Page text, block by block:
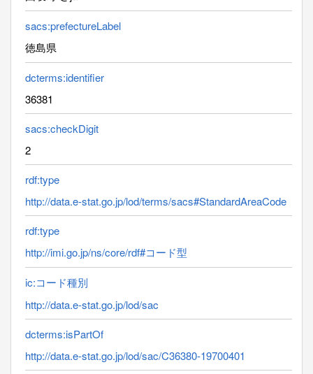
sacs:prefectureLabel
徳島県
dcterms:identifier
36381
sacs:checkDigit
2
rdf:type
http://data.e-stat.go.jp/lod/terms/sacs#StandardAreaCode
rdf:type
http://imi.go.jp/ns/core/rdf#コード型
ic:コード種別
http://data.e-stat.go.jp/lod/sac
dcterms:isPartOf
http://data.e-stat.go.jp/lod/sac/C36380-19700401